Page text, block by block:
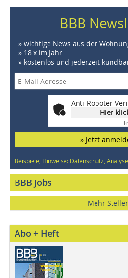
BBB
» wichtige News aus der
» 18 x im Jahr
» kostenlos und jederzeit
Anti-Roboter-
Hier
» Jetzt
Beispiele, Hinweise: Datenschutz,
BBB Jobs
Mehr
Abo + Heft